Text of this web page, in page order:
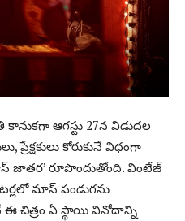
ఆగస్టు 27న విడుదల
కోరుకునే విధంగా
రూపొందుతోంది. వింటేజ్
మాస్ పండుగను
ఈ చిత్రం ఏ స్థాయి వినోదాన్ని